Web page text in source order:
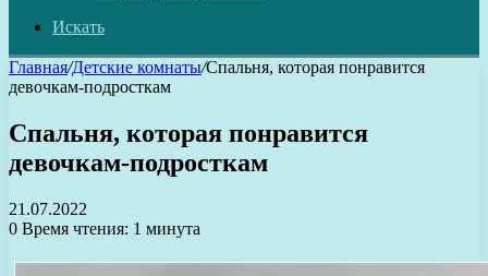
Искать
Главная/Детские комнаты/Спальня, которая понравится
девочкам-подросткам
Спальня, которая понравится
девочкам-подросткам
21.07.2022
0 Время чтения: 1 минута